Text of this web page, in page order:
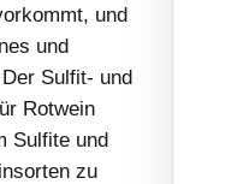
und
und
Sulfit- und
Rotwein
Sulfite und
zu